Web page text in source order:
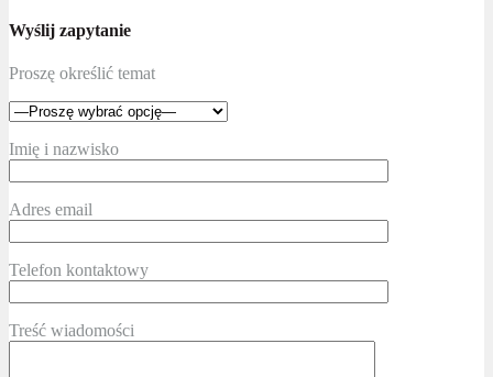
Wyślij zapytanie
Proszę określić temat
Imię i nazwisko
Adres email
Telefon kontaktowy
Treść wiadomości